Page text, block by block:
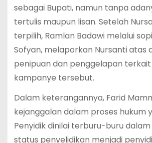
sebagai Bupati, namun tanpa
tertulis maupun lisan. Setelah
terpilih, Ramlan Badawi melalui
Sofyan, melaporkan Nursanti atas
penipuan dan penggelapan
kampanye tersebut.
Dalam keterangannya, Farid
kejanggalan dalam proses hukum
Penyidik dinilai terburu-buru
status penyelidikan menjadi